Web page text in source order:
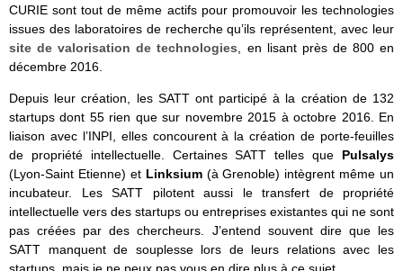
CURIE sont tout de même actifs pour promouvoir les technologies
issues des laboratoires de recherche qu’ils représentent, avec leur
site de valorisation de technologies , en lisant près de 800 en
décembre 2016.
Depuis leur création, les SATT ont participé à la création de 132
startups dont 55 rien que sur novembre 2015 à octobre 2016. En
liaison avec l’INPI, elles concourent à la création de porte-feuilles
de propriété intellectuelle. Certaines SATT telles que Pulsalys
(Lyon-Saint Etienne) et Linksium(à Grenoble) intègrent même un
incubateur. Les SATT pilotent aussi le transfert de propriété
intellectuelle vers des startups ou entreprises existantes qui ne sont
pas créées par des chercheurs. J’entend souvent dire que les
SATT manquent de souplesse lors de leurs relations avec les